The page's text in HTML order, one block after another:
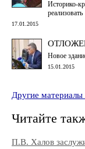
Историко-
реализовать
17.01.2015
Новое
15.01.2015
Другие
Читайте
П.В. Халов